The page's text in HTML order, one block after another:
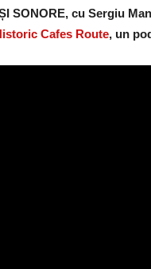
SONORE, cu Sergiu
Cafes Route, un